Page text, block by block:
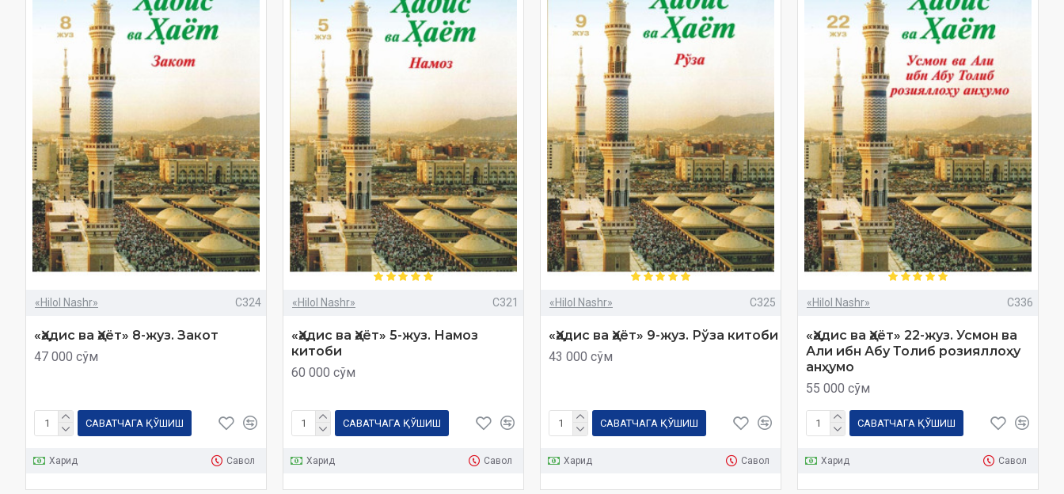
«Hilol Nashr» C324
«Ҳадис ва Ҳаёт» 8-жуз. Закот
47 000 сўм
САВАТЧАГА ҚЎШИШ
Харид Савол
«Hilol Nashr» C321
«Ҳадис ва Ҳаёт» 5-жуз. Намоз
китоби
60 000 сўм
САВАТЧАГА ҚЎШИШ
Харид Савол
«Hilol Nashr» C325
«Ҳадис ва Ҳаёт» 9-жуз. Рўза китоби
43 000 сўм
САВАТЧАГА ҚЎШИШ
Харид Савол
«Hilol Nashr» C336
«Ҳадис ва Ҳаёт» 22-жуз. Усмон ва
Али ибн Абу Толиб розияллоҳу
анҳумо
55 000 сўм
САВАТЧАГА ҚЎШИШ
Харид Савол